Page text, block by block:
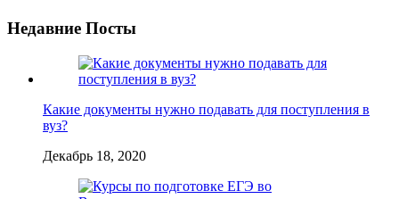
Недавние Посты
Какие документы нужно подавать для поступления в
вуз?
Декабрь 18, 2020